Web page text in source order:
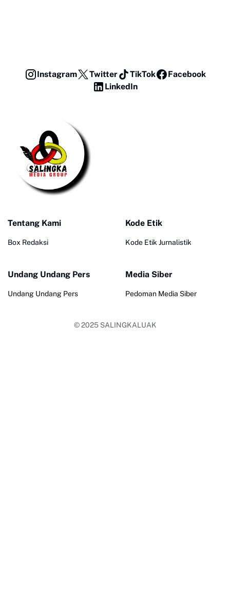
Instagram Twitter TikTok
Facebook
LinkedIn
Tentang Kami
Box Redaksi
Kode Etik
Kode Etik Jurnalistik
Undang Undang Pers
Undang Undang Pers
Media Siber
Pedoman Media Siber
© 2025 SALINGKALUAK